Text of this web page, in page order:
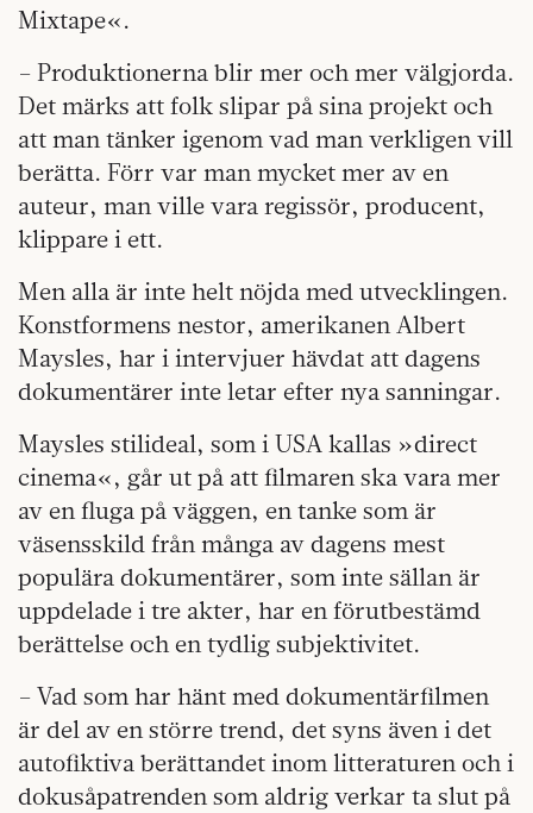
Mixtape«.
– Produktionerna blir mer och mer välgjorda.
Det märks att folk slipar på sina projekt och
att man tänker igenom vad man verkligen vill
berätta. Förr var man mycket mer av en
auteur, man ville vara regissör, producent,
klippare i ett.
Men alla är inte helt nöjda med utvecklingen.
Konstformens nestor, amerikanen Albert
Maysles, har i intervjuer hävdat att dagens
dokumentärer inte letar efter nya sanningar.
Maysles stilideal, som i USA kallas »direct
cinema«, går ut på att filmaren ska vara mer
av en fluga på väggen, en tanke som är
väsensskild från många av dagens mest
populära dokumentärer, som inte sällan är
uppdelade i tre akter, har en förutbestämd
berättelse och en tydlig subjektivitet.
– Vad som har hänt med dokumentärfilmen
är del av en större trend, det syns även i det
autofiktiva berättandet inom litteraturen och i
dokusåpatrenden som aldrig verkar ta slut på